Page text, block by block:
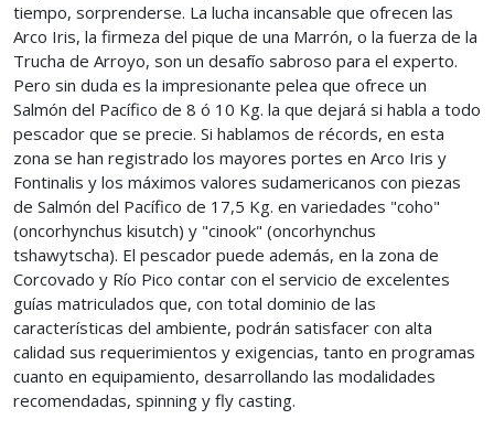
tiempo, sorprenderse. La lucha incansable que ofrecen las
Arco Iris, la firmeza del pique de una Marrón, o la fuerza de la
Trucha de Arroyo, son un desafío sabroso para el experto.
Pero sin duda es la impresionante pelea que ofrece un
Salmón del Pacífico de 8 ó 10 Kg. la que dejará si habla a todo
pescador que se precie. Si hablamos de récords, en esta
zona se han registrado los mayores portes en Arco Iris y
Fontinalis y los máximos valores sudamericanos con piezas
de Salmón del Pacífico de 17,5 Kg. en variedades "coho"
(oncorhynchus kisutch) y "cinook" (oncorhynchus
tshawytscha). El pescador puede además, en la zona de
Corcovado y Río Pico contar con el servicio de excelentes
guías matriculados que, con total dominio de las
características del ambiente, podrán satisfacer con alta
calidad sus requerimientos y exigencias, tanto en programas
cuanto en equipamiento, desarrollando las modalidades
recomendadas, spinning y fly casting.